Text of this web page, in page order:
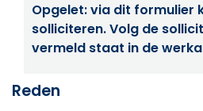
Opgelet: via dit formulier
solliciteren. Volg de
vermeld staat in de
Reden